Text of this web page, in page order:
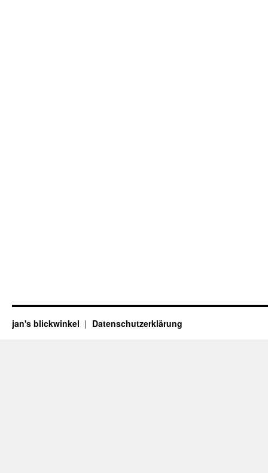
jan's blickwinkel Datenschutzerklärung